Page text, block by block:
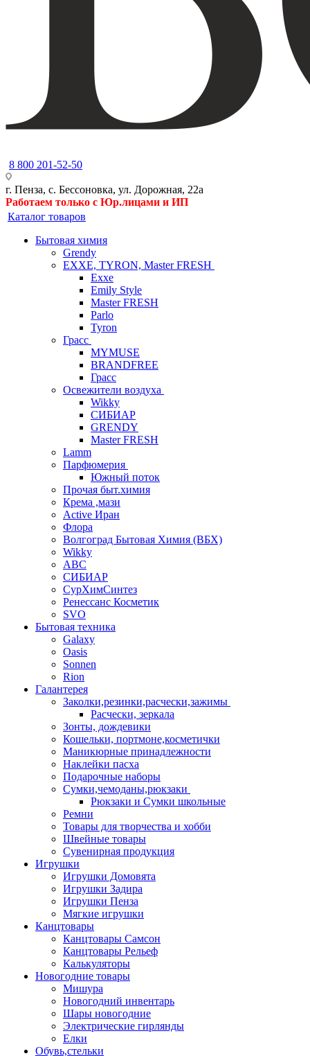
8 800 201-52-50
г. Пенза, с. Бессоновка, ул. Дорожная, 22а
Работаем только с Юр.лицами и ИП
Каталог товаров
Бытовая химия
Grendy
EXXE, TYRON, Master FRESH
Exxe
Emily Style
Master FRESH
Parlo
Tyron
Грасс
MYMUSE
BRANDFREE
Грасс
Освежители воздуха
Wikky
СИБИАР
GRENDY
Master FRESH
Lamm
Парфюмерия
Южный поток
Прочая быт.химия
Крема ,мази
Аctive Иран
Флора
Волгоград Бытовая Химия (ВБХ)
Wikky
АВС
СИБИАР
СурХимСинтез
Ренессанс Косметик
SVO
Бытовая техника
Galaxy
Oasis
Sonnen
Rion
Галантерея
Заколки,резинки,расчески,зажимы
Расчески, зеркала
Зонты, дождевики
Кошельки, портмоне,косметички
Маникюрные принадлежности
Наклейки пасха
Подарочные наборы
Сумки,чемоданы,рюкзаки
Рюкзаки и Сумки школьные
Ремни
Товары для творчества и хобби
Швейные товары
Сувенирная продукция
Игрушки
Игрушки Домовята
Игрушки Задира
Игрушки Пенза
Мягкие игрушки
Канцтовары
Канцтовары Самсон
Канцтовары Рельеф
Калькуляторы
Новогодние товары
Мишура
Новогодний инвентарь
Шары новогодние
Электрические гирлянды
Елки
Обувь,стельки